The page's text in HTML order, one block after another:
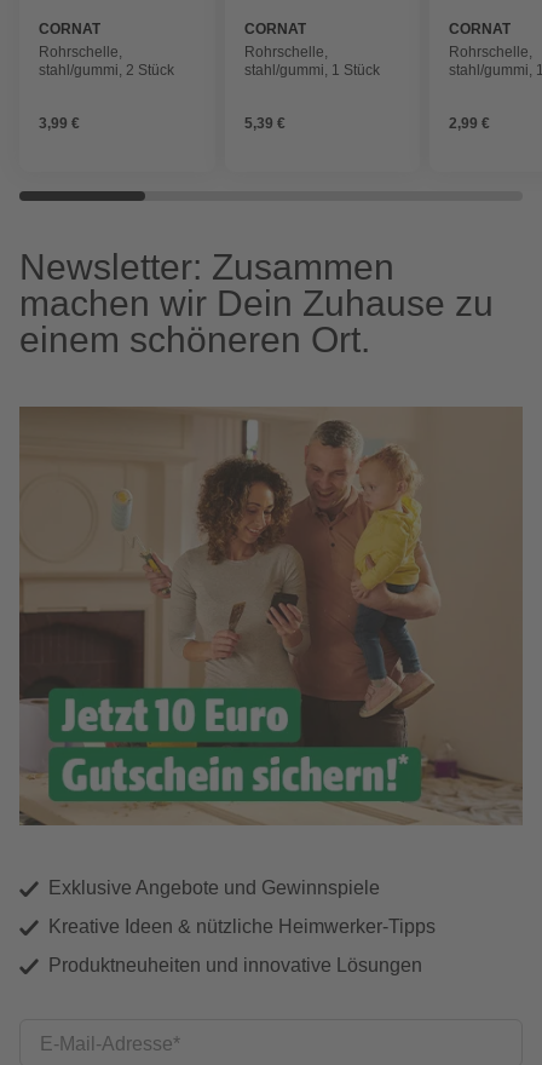
CORNAT
Rohrschelle,
stahl/gummi, 2 Stück
3,99 €
CORNAT
Rohrschelle,
stahl/gummi, 1 Stück
5,39 €
CORNAT
Rohrschelle,
stahl/gummi,
2,99 €
Newsletter: Zusammen
machen wir Dein Zuhause zu
einem schöneren Ort.
Exklusive Angebote und Gewinnspiele
Kreative Ideen & nützliche Heimwerker-Tipps
Produktneuheiten und innovative Lösungen
E-Mail-Adresse